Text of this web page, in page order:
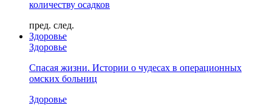
количеству осадков
пред. след.
Здоровье
Здоровье
Спасая жизни. Истории о чудесах в операционных
омских больниц
Здоровье